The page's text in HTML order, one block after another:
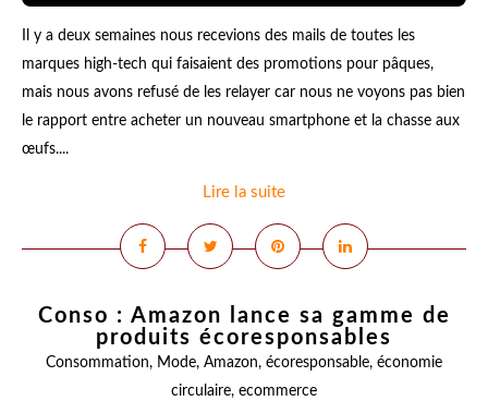
Il y a deux semaines nous recevions des mails de toutes les
marques high-tech qui faisaient des promotions pour pâques,
mais nous avons refusé de les relayer car nous ne voyons pas bien
le rapport entre acheter un nouveau smartphone et la chasse aux
œufs....
Lire la suite
Conso : Amazon lance sa gamme de
produits écoresponsables
Consommation, Mode, Amazon, écoresponsable, économie
circulaire, ecommerce